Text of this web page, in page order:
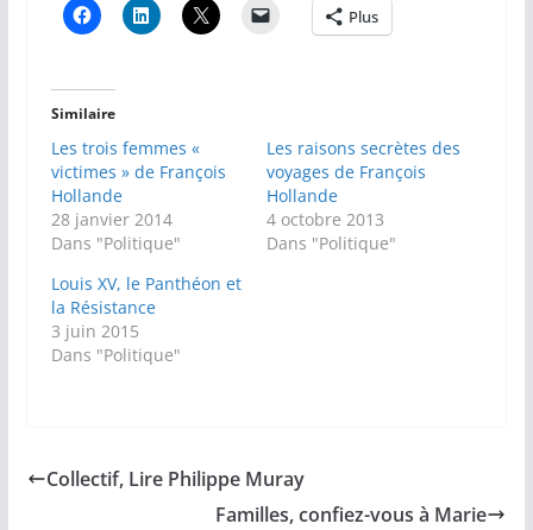
Plus
Similaire
Les trois femmes «
victimes » de François
Hollande
28 janvier 2014
Dans "Politique"
Les raisons secrètes des
voyages de François
Hollande
4 octobre 2013
Dans "Politique"
Louis XV, le Panthéon et
la Résistance
3 juin 2015
Dans "Politique"
Collectif, Lire Philippe Muray
Familles, confiez-vous à Marie